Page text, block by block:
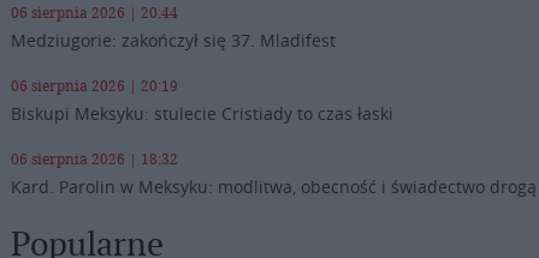
06 sierpnia 2026 | 20:44
Medziugorie: zakończył się 37. Mladifest
06 sierpnia 2026 | 20:19
Biskupi Meksyku: stulecie Cristiady to czas łaski
06 sierpnia 2026 | 18:32
Kard. Parolin w Meksyku: modlitwa, obecność i świadectwo
Popularne